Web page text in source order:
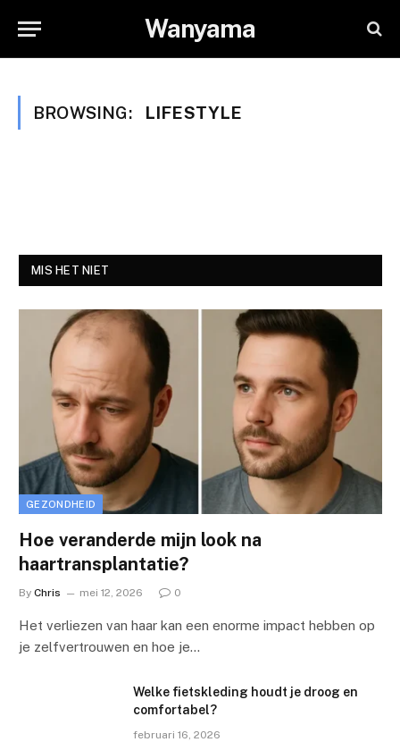
Wanyama
BROWSING: LIFESTYLE
MIS HET NIET
GEZONDHEID
Hoe veranderde mijn look na
haartransplantatie?
By Chris mei 12, 2026 0
Het verliezen van haar kan een enorme impact hebben op
je zelfvertrouwen en hoe je…
Welke fietskleding houdt je droog en
comfortabel?
februari 16, 2026